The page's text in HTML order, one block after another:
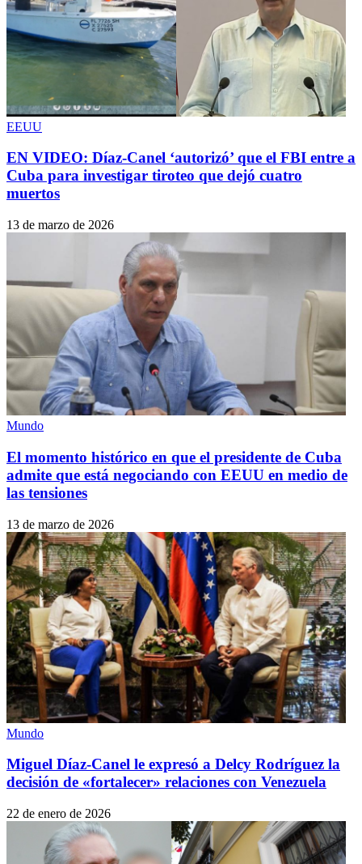
EEUU
EN VIDEO: Díaz-Canel ‘autorizó’ que el FBI entre a
Cuba para investigar tiroteo que dejó cuatro
muertos
13 de marzo de 2026
Mundo
El momento histórico en que el presidente de Cuba
admite que está negociando con EEUU en medio de
las tensiones
13 de marzo de 2026
Mundo
Miguel Díaz-Canel le expresó a Delcy Rodríguez la
decisión de «fortalecer» relaciones con Venezuela
22 de enero de 2026